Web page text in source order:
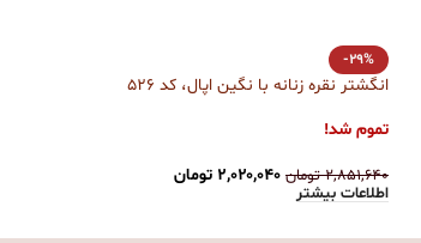
-29%
انگشتر نقره زنانه با نگین اپال، کد 526
تموم شد!
۲,۸۵۱,۶۴۰ تومان ۲,۰۲۰,۰۴۰ تومان
اطلاعات بیشتر